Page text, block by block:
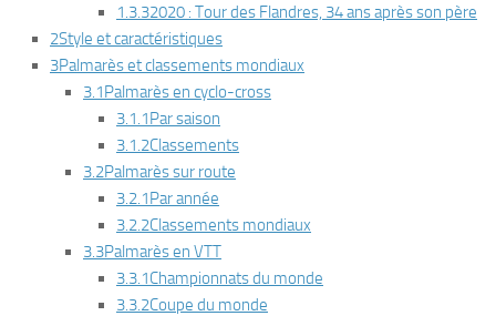
1.3.32020 : Tour des Flandres, 34 ans après son père
2Style et caractéristiques
3Palmarès et classements mondiaux
3.1Palmarès en cyclo-cross
3.1.1Par saison
3.1.2Classements
3.2Palmarès sur route
3.2.1Par année
3.2.2Classements mondiaux
3.3Palmarès en VTT
3.3.1Championnats du monde
3.3.2Coupe du monde